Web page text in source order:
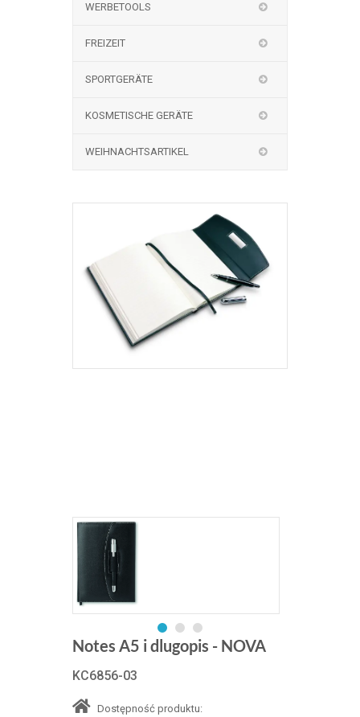
WERBETOOLS
FREIZEIT
SPORTGERÄTE
KOSMETISCHE GERÄTE
WEIHNACHTSARTIKEL
Notes A5 i dlugopis - NOVA
KC6856-03
Dostępność produktu: